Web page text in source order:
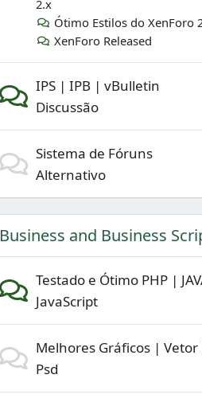
2.x
Ótimo Estilos do XenForo
XenForo Released
IPS | IPB | vBulletin
Discussão
Sistema de Fóruns
Alternativo
Business and Business
Testado e Ótimo PHP |
JavaScript
Melhores Gráficos | Vetor
Psd